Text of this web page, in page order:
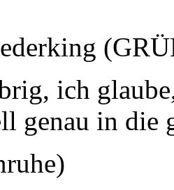
ich
genau in die